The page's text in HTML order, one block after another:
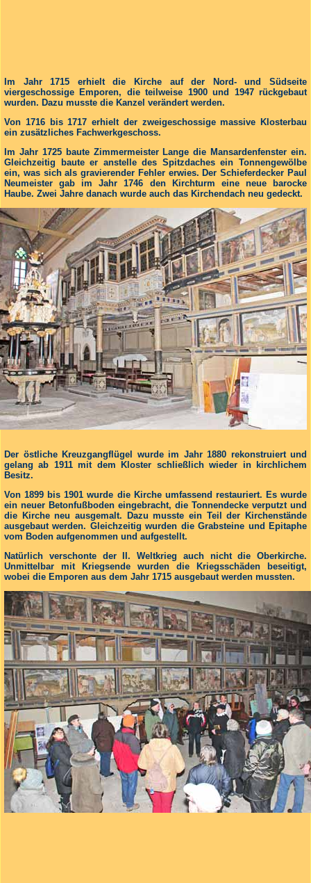
Im Jahr 1715 erhielt die Kirche auf der Nord- und Südseite
viergeschossige Emporen, die teilweise 1900 und 1947 rückgebaut
wurden. Dazu musste die Kanzel verändert werden.
Von 1716 bis 1717 erhielt der zweigeschossige massive Klosterbau
ein zusätzliches Fachwerkgeschoss.
Im Jahr 1725 baute Zimmermeister Lange die Mansardenfenster ein.
Gleichzeitig baute er anstelle des Spitzdaches ein Tonnengewölbe
ein, was sich als gravierender Fehler erwies. Der Schieferdecker Paul
Neumeister gab im Jahr 1746 den Kirchturm eine neue barocke
Haube. Zwei Jahre danach wurde auch das Kirchendach neu gedeckt.
Der östliche Kreuzgangflügel wurde im Jahr 1880 rekonstruiert und
gelang ab 1911 mit dem Kloster schließlich wieder in kirchlichem
Besitz.
Von 1899 bis 1901 wurde die Kirche umfassend restauriert. Es wurde
ein neuer Betonfußboden eingebracht, die Tonnendecke verputzt und
die Kirche neu ausgemalt. Dazu musste ein Teil der Kirchenstände
ausgebaut werden. Gleichzeitig wurden die Grabsteine und Epitaphe
vom Boden aufgenommen und aufgestellt.
Natürlich verschonte der II. Weltkrieg auch nicht die Oberkirche.
Unmittelbar mit Kriegsende wurden die Kriegsschäden beseitigt,
wobei die Emporen aus dem Jahr 1715 ausgebaut werden mussten.